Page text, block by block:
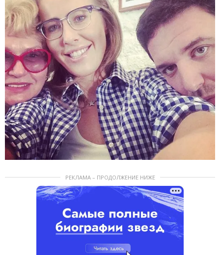
РЕКЛАМА – ПРОДОЛЖЕНИЕ НИЖЕ